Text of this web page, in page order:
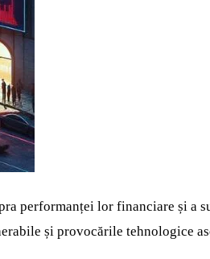
performanței lor financiare și a
și provocările tehnologice